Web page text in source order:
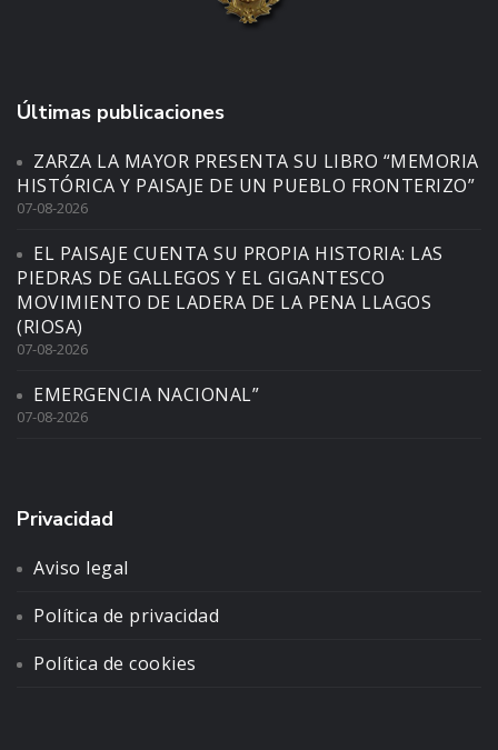
Últimas publicaciones
ZARZA LA MAYOR PRESENTA SU LIBRO “MEMORIA
HISTÓRICA Y PAISAJE DE UN PUEBLO FRONTERIZO”
07-08-2026
EL PAISAJE CUENTA SU PROPIA HISTORIA: LAS
PIEDRAS DE GALLEGOS Y EL GIGANTESCO
MOVIMIENTO DE LADERA DE LA PENA LLAGOS
(RIOSA)
07-08-2026
EMERGENCIA NACIONAL”
07-08-2026
Privacidad
Aviso legal
Política de privacidad
Política de cookies